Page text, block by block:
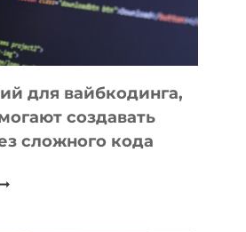
для вайбкодинга,
создавать
сложного кода